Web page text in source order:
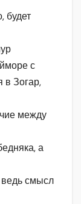
будет
с
в Зогар,
между
а
ведь смысл